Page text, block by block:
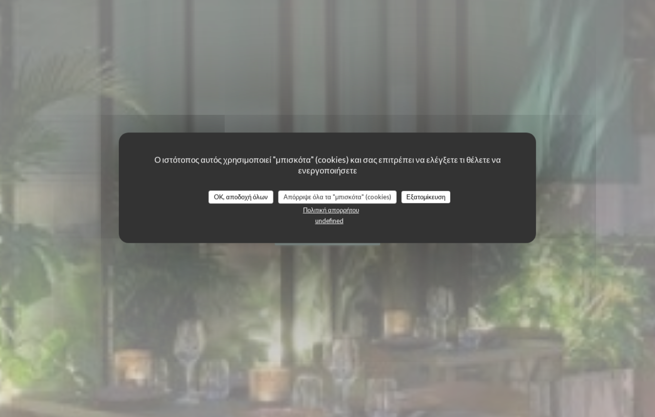
Ο ιστότοπος αυτός χρησιμοποιεί "μπισκότα" (cookies) και σας επιτρέπει να ελέγξετε τι θέλετε να
ενεργοποιήσετε
OK, αποδοχή όλων Απόρριψε όλα τα "μπισκότα" (cookies)
Εξατομίκευση
Πολιτική απορρήτου
undefined
TERRA RESTAURANT
TERRA RESTAURANT ΓΑΛΛΙΚΌ ΕΣΤΙΑΤΌΡΙΟ|PARIS